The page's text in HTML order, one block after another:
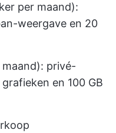
per maand):
weergave en 20
privé-
en 100 GB